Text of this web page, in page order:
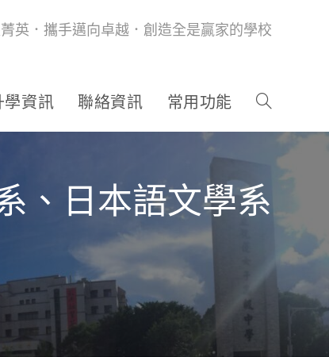
英．攜手邁向卓越．創造全是贏家的學校
學資訊 聯絡資訊 常用功能
、日本語文學系